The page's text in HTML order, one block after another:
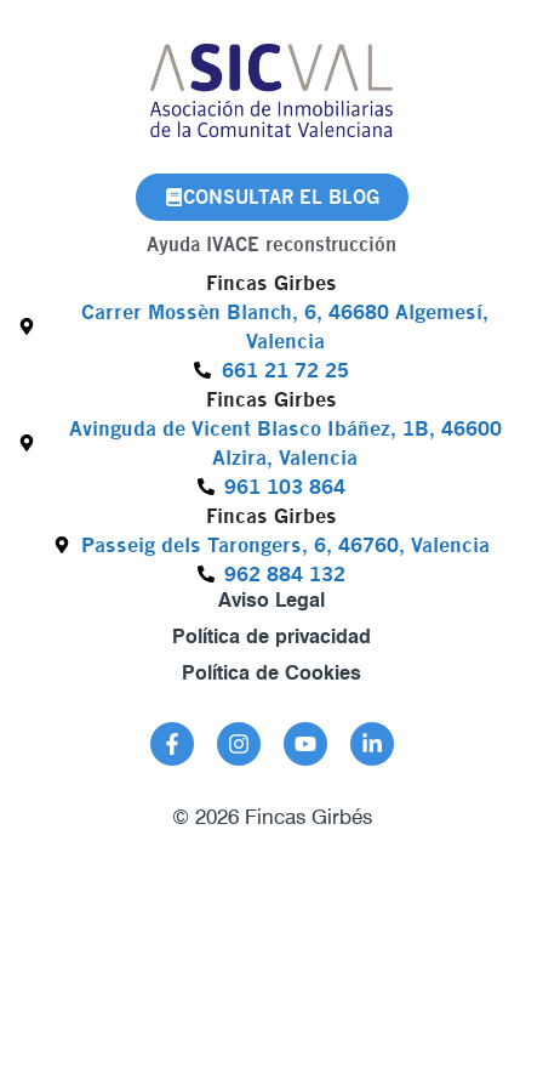
CONSULTAR EL BLOG
Ayuda IVACE reconstrucción
Fincas Girbes
Carrer Mossèn Blanch, 6, 46680 Algemesí,
Valencia
661 21 72 25
Fincas Girbes
Avinguda de Vicent Blasco Ibáñez, 1B, 46600
Alzira, Valencia
961 103 864
Fincas Girbes
Passeig dels Tarongers, 6, 46760, Valencia
962 884 132
Aviso Legal
Política de privacidad
Política de Cookies
© 2026 Fincas Girbés